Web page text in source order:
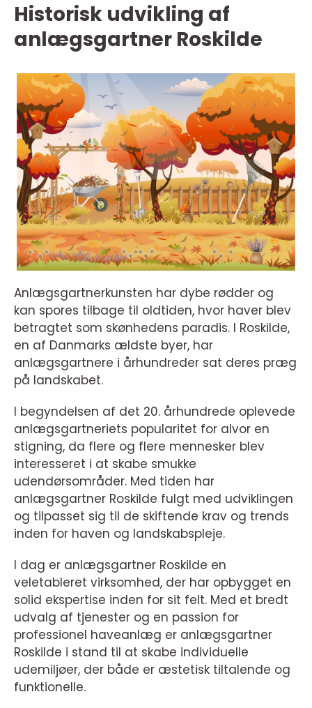
Historisk udvikling af
anlægsgartner Roskilde
Anlægsgartnerkunsten har dybe rødder og
kan spores tilbage til oldtiden, hvor haver blev
betragtet som skønhedens paradis. I Roskilde,
en af Danmarks ældste byer, har
anlægsgartnere i århundreder sat deres præg
på landskabet.
I begyndelsen af det 20. århundrede oplevede
anlægsgartneriets popularitet for alvor en
stigning, da flere og flere mennesker blev
interesseret i at skabe smukke
udendørsområder. Med tiden har
anlægsgartner Roskilde fulgt med udviklingen
og tilpasset sig til de skiftende krav og trends
inden for haven og landskabspleje.
I dag er anlægsgartner Roskilde en
veletableret virksomhed, der har opbygget en
solid ekspertise inden for sit felt. Med et bredt
udvalg af tjenester og en passion for
professionel haveanlæg er anlægsgartner
Roskilde i stand til at skabe individuelle
udemiljøer, der både er æstetisk tiltalende og
funktionelle.